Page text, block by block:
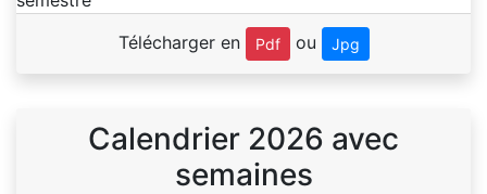
Télécharger en Pdf ou Jpg
Calendrier 2026 avec
semaines